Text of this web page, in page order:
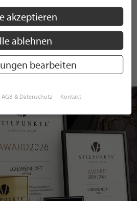
Newsletter stimmen Sie unseren
zu. EineAbmeldung
akzeptieren
ablehnen
bearbeiten
AGB & Datenschutz Kontakt